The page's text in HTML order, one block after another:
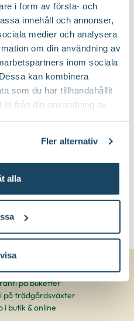
i form av första- och
innehåll och annonser,
medier och analysera
om din användning av
inom sociala
kan kombinera
som du har tillhandahållit
från din användning av
Fler alternativ
alla
och barkmull
och brett marktäckande
är inte nödvändig
på buketter
på trädgårdsväxter
i butik & online